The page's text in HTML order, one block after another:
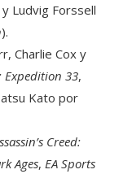
Ludvig Forssell
).
Charlie Cox y
Expedition 33,
Kato por
Creed:
Ages, EA Sports